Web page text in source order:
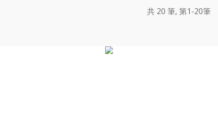
共 20 筆, 第1-20筆